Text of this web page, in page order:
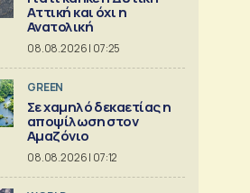
Αττική και όχι η
Ανατολική
08.08.2026 | 07:25
GREEN
Σε χαμηλό δεκαετίας η
αποψίλωση στον
Αμαζόνιο
08.08.2026 | 07:12